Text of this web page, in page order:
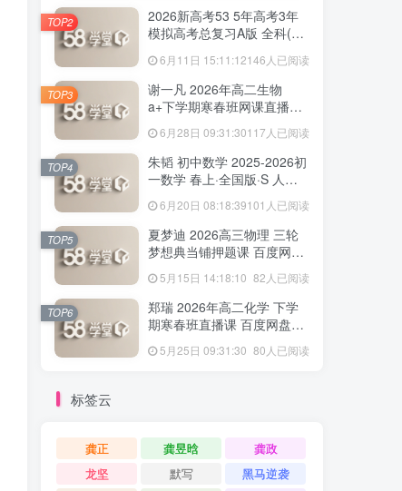
2026新高考53 5年高考3年
模拟高考总复习A版 全科(无
6月11日 15:11:12146人已阅读
TOP2
谢一凡 2026年高二生物
a+下学期寒春班网课直播教
6月28日 09:31:30117人已阅读
TOP3
朱韬 初中数学 2025-2026初
一数学 春上·全国版·S 人教
6月20日 08:18:39101人已阅读
TOP4
夏梦迪 2026高三物理 三轮
梦想典当铺押题课 百度网盘
5月15日 14:18:10 82人已阅读
TOP5
郑瑞 2026年高二化学 下学
期寒春班直播课 百度网盘下
5月25日 09:31:30 80人已阅读
TOP6
标签云
龚正 龚昱晗
龚政
龙坚
默写
黑马逆袭